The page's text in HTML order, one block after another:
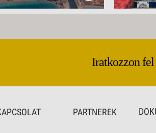
Iratkozzon
PARTNEREK